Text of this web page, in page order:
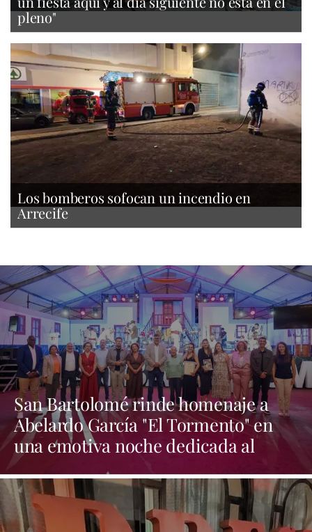
pleno"
Los bomberos sofocan un incendio en
Arrecife
San Bartolomé rinde homenaje a
Abelardo García "El Tormento" en
una emotiva noche dedicada al
folclore canario